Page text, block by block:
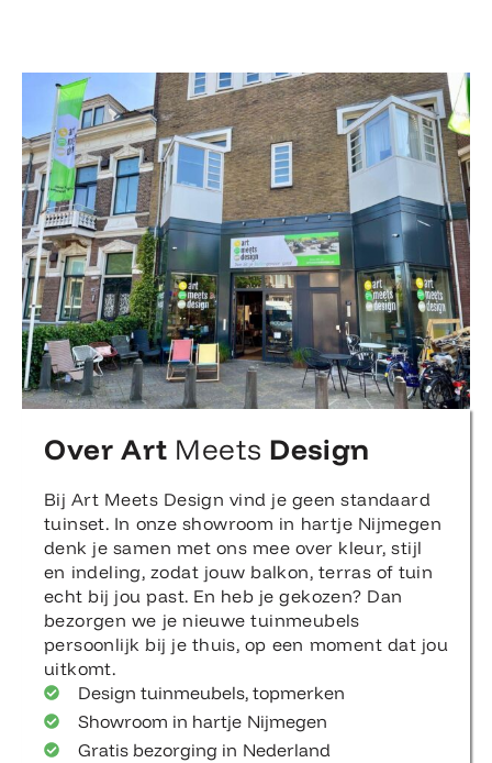
Over Art Meets Design
Bij Art Meets Design vind je geen standaard
tuinset. In onze showroom in hartje Nijmegen
denk je samen met ons mee over kleur, stijl
en indeling, zodat jouw balkon, terras of tuin
echt bij jou past. En heb je gekozen? Dan
bezorgen we je nieuwe tuinmeubels
persoonlijk bij je thuis, op een moment dat jou
uitkomt.
Design tuinmeubels, topmerken
Showroom in hartje Nijmegen
Gratis bezorging in Nederland